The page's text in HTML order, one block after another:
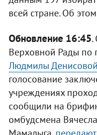
всей стране. Об
Обновление 16:45.
Верховной Рады по
Людмилы Денисовой
голосование
учреждениях
сообщили на
омбудсмена